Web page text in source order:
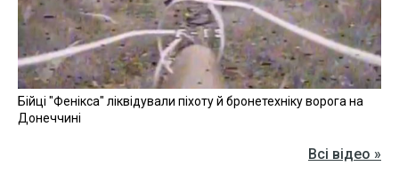
Бійці "Фенікса" ліквідували піхоту й бронетехніку ворога на
Донеччині
Всі відео »